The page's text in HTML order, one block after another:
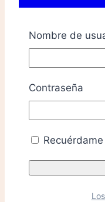
Nombre de
Contraseña
Recuérdame